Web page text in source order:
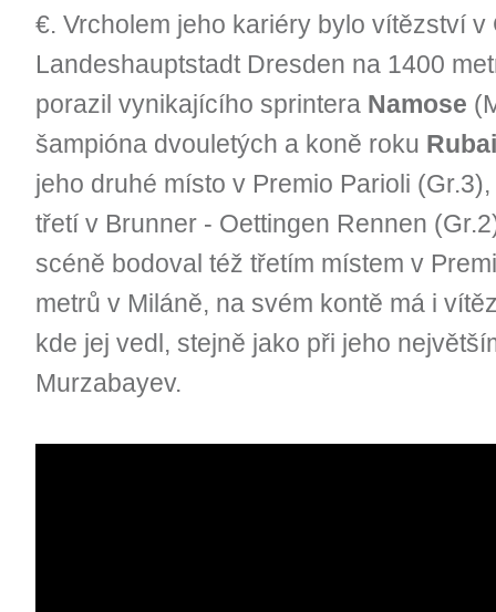
€. Vrcholem jeho kariéry bylo vítězství
Landeshauptstadt Dresden na 1400
porazil vynikajícího sprintera Namose
šampióna dvouletých a koně roku
jeho druhé místo v Premio Parioli
třetí v Brunner - Oettingen Rennen
scéně bodoval též třetím místem v
metrů v Miláně, na svém kontě má i
kde jej vedl, stejně jako při jeho
Murzabayev.